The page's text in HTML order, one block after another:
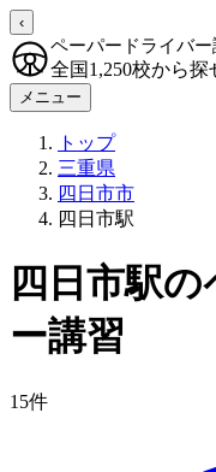
‹
ペーパードライバー
全国1,250校から探
メニュー
トップ
三重県
四日市市
四日市駅
四日市駅
ー講習
15件